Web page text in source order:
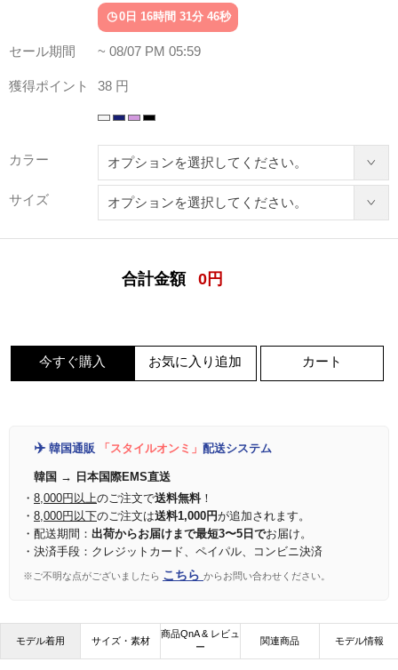
0日 16時間 31分 42秒
セール期間 ~ 08/07 PM 05:59
獲得ポイント 38 円
カラー
サイズ
合計金額 0 円
今すぐ購入 お気に入り追加 カート
✈️ 韓国通販 「スタイルオンミ」 配送システム
韓国 → 日本国際EMS直送
・ 8,000円以上のご注文で送料無料！
・ 8,000円以下のご注文は送料1,000円が追加されます。
・配送期間： 出荷からお届けまで最短3〜5日でお届け。
・決済手段：クレジットカード、ペイパル、コンビニ決済
※ご不明な点がございましたら こちら からお問い合わせください。
モデル着用 サイズ・素材
商品QnA & レビュ
ー
関連商品 モデル情報